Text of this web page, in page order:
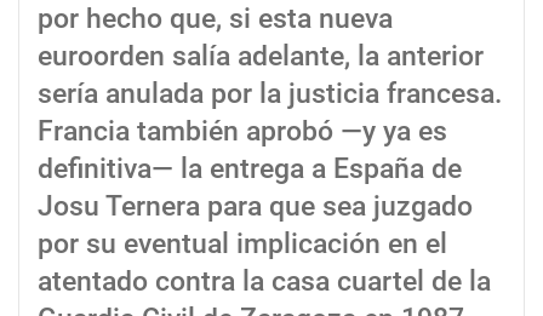
por hecho que, si esta nueva
euroorden salía adelante, la anterior
sería anulada por la justicia francesa.
Francia también aprobó —y ya es
definitiva— la entrega a España de
Josu Ternera para que sea juzgado
por su eventual implicación en el
atentado contra la casa cuartel de la